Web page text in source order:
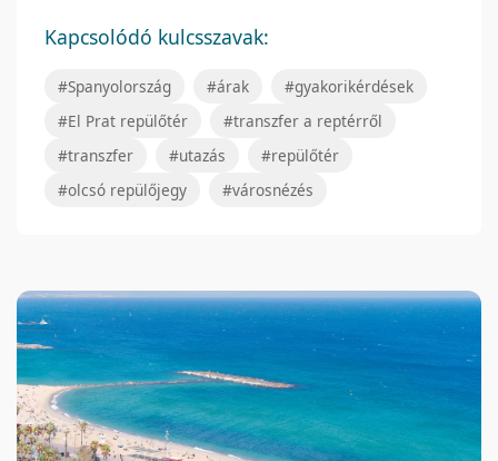
Kapcsolódó kulcsszavak:
#Spanyolország #árak
#gyakorikérdések
#El Prat repülőtér
#transzfer a reptérről
#transzfer
#utazás
#repülőtér
#olcsó repülőjegy
#városnézés